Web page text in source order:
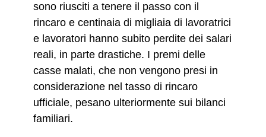
sono riusciti a tenere il passo con il
rincaro e centinaia di migliaia di lavoratrici
e lavoratori hanno subito perdite dei salari
reali, in parte drastiche. I premi delle
casse malati, che non vengono presi in
considerazione nel tasso di rincaro
ufficiale, pesano ulteriormente sui bilanci
familiari.